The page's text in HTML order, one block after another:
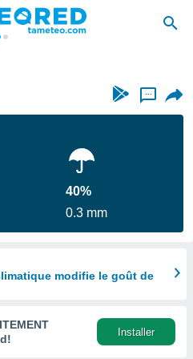
...
40%
0.3 mm
modifie le goût de
Installer